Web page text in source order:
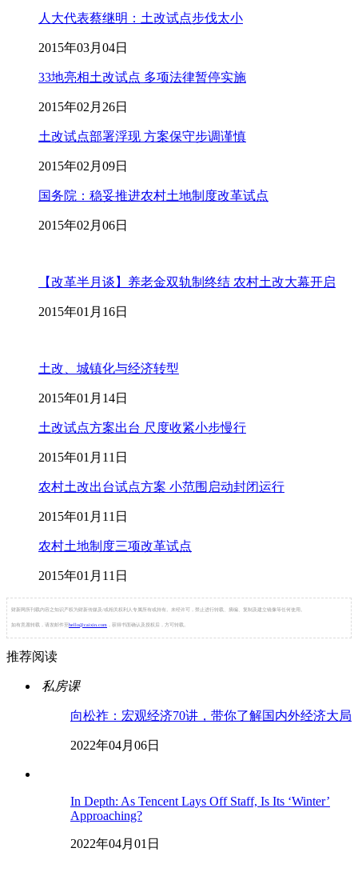
人大代表蔡继明：土改试点步伐太小
2015年03月04日
33地亮相土改试点 多项法律暂停实施
2015年02月26日
土改试点部署浮现 方案保守步调谨慎
2015年02月09日
国务院：稳妥推进农村土地制度改革试点
2015年02月06日
【改革半月谈】养老金双轨制终结 农村土改大幕开启
2015年01月16日
土改、城镇化与经济转型
2015年01月14日
土改试点方案出台 尺度收紧小步慢行
2015年01月11日
农村土改出台试点方案 小范围启动封闭运行
2015年01月11日
农村土地制度三项改革试点
2015年01月11日
财新网所刊载内容之知识产权为财新传媒及/或相关权利人专属所有或持有。未经许可，禁止进行转载、摘编、复制及建立镜像等任何使用。
如有意愿转载，请发邮件至 hello@caixin.com ，获得书面确认及授权后，方可转载。
推荐阅读
私房课
向松祚：宏观经济70讲，带你了解国内外经济大局
2022年04月06日
In Depth: As Tencent Lays Off Staff, Is Its ‘Winter’
Approaching?
2022年04月01日